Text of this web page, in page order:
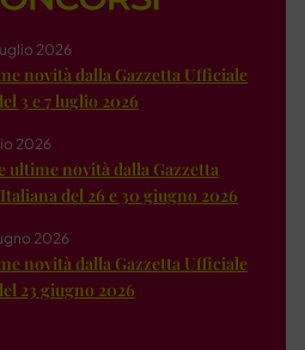
2026
novità dalla Gazzetta Ufficiale
3 e 7 luglio 2026
2026
ultime novità dalla Gazzetta
del 26 e 30 giugno 2026
2026
novità dalla Gazzetta Ufficiale
23 giugno 2026